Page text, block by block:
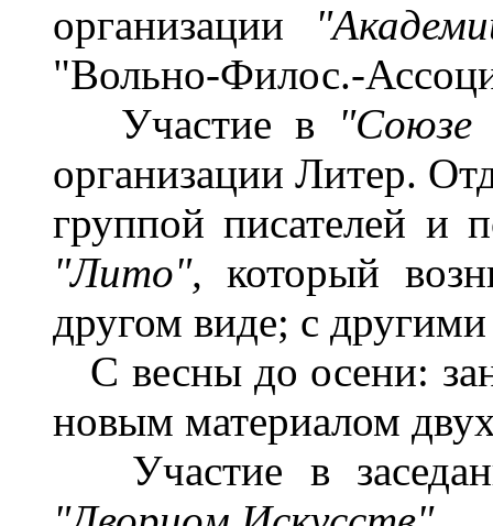
организации
"Вольно-Филос.-
Участие в
организации Литер.
группой писателей и
"Лито",который
другом виде; с
С весны до осени:
новым материалом
Участие в